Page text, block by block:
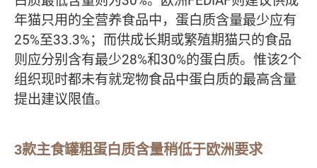
年猫只用的全营养食品中，蛋白质含量最少应有
25%至33.3%；而供成长期或繁殖期猫只的食品
则应分别含有最少28%和30%的蛋白质。惟该2个
组织现时都未有就宠物食品中蛋白质的最高含量
提出建议限值。
3款主食罐粗蛋白质含量稍低于欧洲要求